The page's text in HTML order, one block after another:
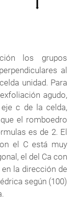
los grupos
al
unidad. Para
agudo,
c de la celda,
el romboedro
es de 2. El
el C está muy
el del Ca con
la dirección de
según (100)